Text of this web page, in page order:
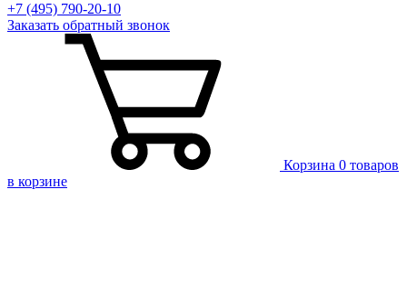
+7 (495) 790-20-10
Заказать обратный звонок
Корзина 0 товаров
в корзине